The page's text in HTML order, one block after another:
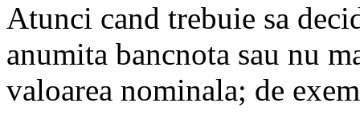
Atunci cand trebuie sa
anumita bancnota sau nu
valoarea nominala; de